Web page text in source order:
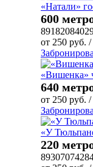
«Натали»
600
от 250 руб. /
«Вишенка»
640
от 250 руб. /
«У
220